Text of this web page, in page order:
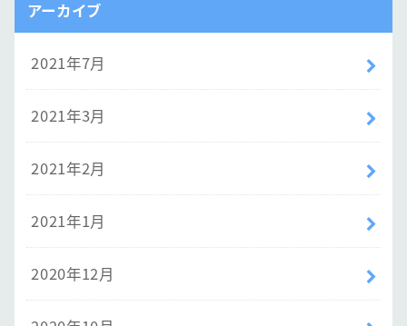
アーカイブ
2021年7月
2021年3月
2021年2月
2021年1月
2020年12月